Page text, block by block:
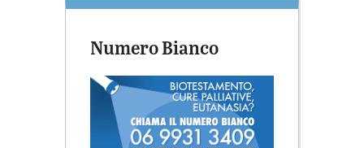
Numero Bianco